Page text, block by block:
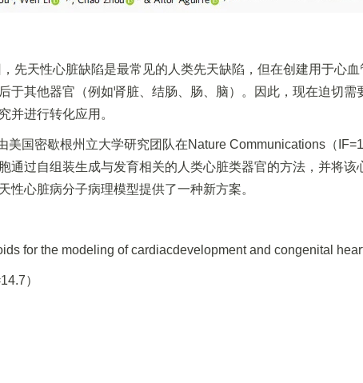
先天性心脏缺陷是最常见的人类先天缺陷，但在创建用于心
于其他器官（例如肾脏、结肠、肠、脑）。因此，现在迫切需
并进行转化应用。
美国密歇根州立大学研究团队在Nature Communications（
通过自组装生成与发育相关的人类心脏类器官的方法，并将该
性心脏病分子病理模型提供了一种新方案。
for the modeling of cardiacdevelopment and congenital
）